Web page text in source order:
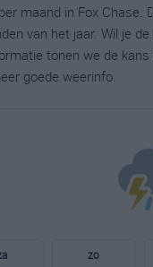
maand in Fox
van het jaar. Wil je
tonen we de
goede weerinfo.
zo